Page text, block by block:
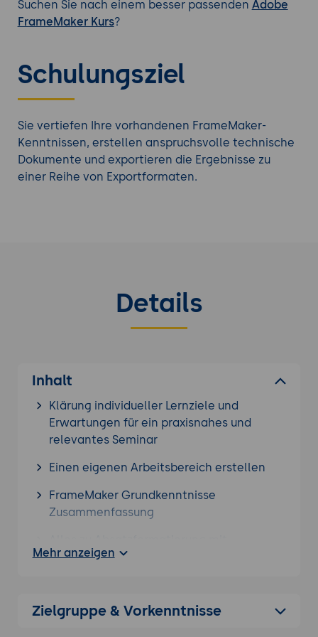
Suchen Sie nach einem besser passenden Adobe
FrameMaker Kurs?
Schulungsziel
Sie vertiefen Ihre vorhandenen FrameMaker-
Kenntnissen, erstellen anspruchsvolle technische
Dokumente und exportieren die Ergebnisse zu
einer Reihe von Exportformaten.
Details
Inhalt
Klärung individueller Lernziele und
Erwartungen für ein praxisnahes und
relevantes Seminar
Einen eigenen Arbeitsbereich erstellen
FrameMaker Grundkenntnisse
Zusammenfassung
FrameMaker
Variablen, Marken, Hyperlinks und
Mehr anzeigen
Zielgruppe & Vorkenntnisse